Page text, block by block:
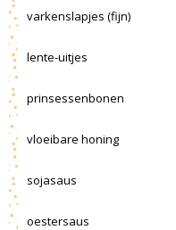
varkenslapjes (fijn)
lente-uitjes
prinsessenbonen
vloeibare honing
sojasaus
oestersaus